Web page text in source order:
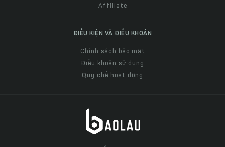
Affiliate
ĐIỀU KIỆN VÀ ĐIỀU KHOẢN
Chính sách bảo mật
Điều khoản sử dụng
Quy chế hoạt động